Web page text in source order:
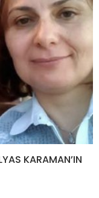
KARAMAN’IN